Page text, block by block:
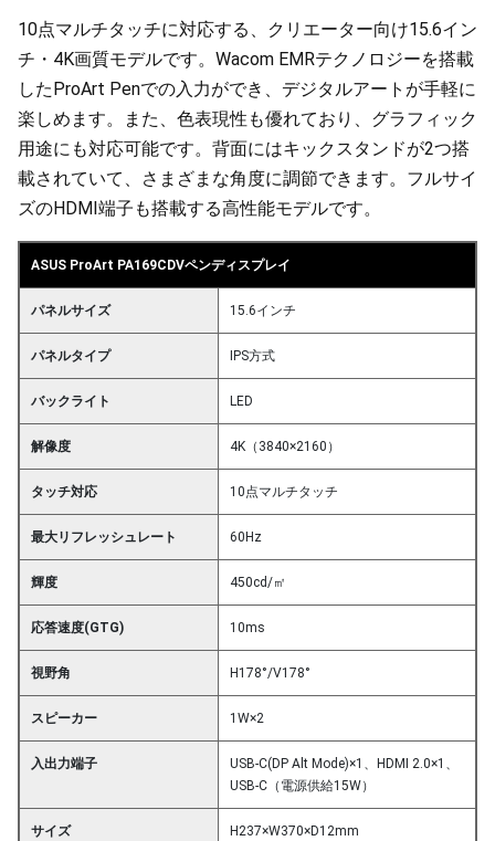
10点マルチタッチに対応する、クリエーター向け15.6イン
チ・4K画質モデルです。Wacom EMRテクノロジーを搭載
したProArt Penでの入力ができ、デジタルアートが手軽に
楽しめます。また、色表現性も優れており、グラフィック
用途にも対応可能です。背面にはキックスタンドが2つ搭
載されていて、さまざまな角度に調節できます。フルサイ
ズのHDMI端子も搭載する高性能モデルです。
ASUS ProArt PA169CDVペンディスプレイ
パネルサイズ 15.6インチ
パネルタイプ IPS方式
バックライト LED
解像度 4K（3840×2160）
タッチ対応 10点マルチタッチ
最大リフレッシュレート 60Hz
輝度 450cd/㎡
応答速度(GTG) 10ms
視野角 H178°/V178°
スピーカー 1W×2
入出力端子
USB-C(DP Alt Mode)×1、HDMI 2.0×1、
USB-C（電源供給15W）
サイズ H237×W370×D12mm